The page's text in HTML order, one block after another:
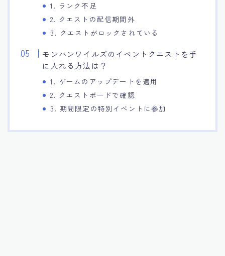
1. ランク不足
2. クエストの配信期間外
3. クエストがロックされている
モンハンワイルズのイベントクエストを手
に入れる方法は？
1. ゲームのアップデートを適用
2. クエストボードで確認
3. 期間限定の特別イベントに参加